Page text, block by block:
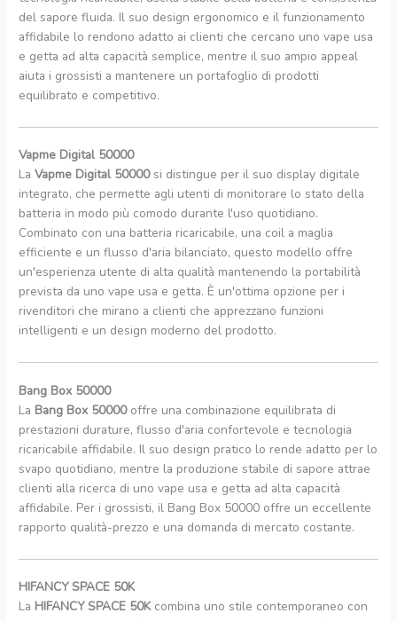
del sapore fluida. Il suo design ergonomico e il funzionamento
affidabile lo rendono adatto ai clienti che cercano uno vape usa
e getta ad alta capacità semplice, mentre il suo ampio appeal
aiuta i grossisti a mantenere un portafoglio di prodotti
equilibrato e competitivo.
Vapme Digital 50000
LaVapme Digital 50000si distingue per il suo display digitale
integrato, che permette agli utenti di monitorare lo stato della
batteria in modo più comodo durante l'uso quotidiano.
Combinato con una batteria ricaricabile, una coil a maglia
efficiente e un flusso d'aria bilanciato, questo modello offre
un'esperienza utente di alta qualità mantenendo la portabilità
prevista da uno vape usa e getta. È un'ottima opzione per i
rivenditori che mirano a clienti che apprezzano funzioni
intelligenti e un design moderno del prodotto.
Bang Box 50000
La Bang Box 50000offre una combinazione equilibrata di
prestazioni durature, flusso d'aria confortevole e tecnologia
ricaricabile affidabile. Il suo design pratico lo rende adatto per lo
svapo quotidiano, mentre la produzione stabile di sapore attrae
clienti alla ricerca di uno vape usa e getta ad alta capacità
affidabile. Per i grossisti, il Bang Box 50000 offre un eccellente
rapporto qualità-prezzo e una domanda di mercato costante.
HIFANCY SPACE 50K
La HIFANCY SPACE 50Kcombina uno stile contemporaneo con